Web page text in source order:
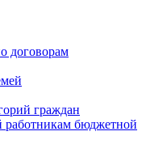
договорам
граждан
бюджетной